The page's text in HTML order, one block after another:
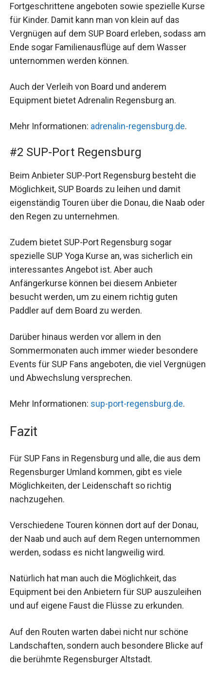
Fortgeschrittene angeboten sowie spezielle Kurse
für Kinder. Damit kann man von klein auf das
Vergnügen auf dem SUP Board erleben, sodass am
Ende sogar Familienausflüge auf dem Wasser
unternommen werden können.
Auch der Verleih von Board und anderem
Equipment bietet Adrenalin Regensburg an.
Mehr Informationen: adrenalin-regensburg.de.
#2 SUP-Port Regensburg
Beim Anbieter SUP-Port Regensburg besteht die
Möglichkeit, SUP Boards zu leihen und damit
eigenständig Touren über die Donau, die Naab oder
den Regen zu unternehmen.
Zudem bietet SUP-Port Regensburg sogar
spezielle SUP Yoga Kurse an, was sicherlich ein
interessantes Angebot ist. Aber auch
Anfängerkurse können bei diesem Anbieter
besucht werden, um zu einem richtig guten
Paddler auf dem Board zu werden.
Darüber hinaus werden vor allem in den
Sommermonaten auch immer wieder besondere
Events für SUP Fans angeboten, die viel Vergnügen
und Abwechslung versprechen.
Mehr Informationen: sup-port-regensburg.de.
Fazit
Für SUP Fans in Regensburg und alle, die aus dem
Regensburger Umland kommen, gibt es viele
Möglichkeiten, der Leidenschaft so richtig
nachzugehen.
Verschiedene Touren können dort auf der Donau,
der Naab und auch auf dem Regen unternommen
werden, sodass es nicht langweilig wird.
Natürlich hat man auch die Möglichkeit, das
Equipment bei den Anbietern für SUP auszuleihen
und auf eigene Faust die Flüsse zu erkunden.
Auf den Routen warten dabei nicht nur schöne
Landschaften, sondern auch besondere Blicke auf
die berühmte Regensburger Altstadt.